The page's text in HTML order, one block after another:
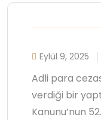
Eylül 9, 2025
Adli para
verdiği bir
Kanunu’nun